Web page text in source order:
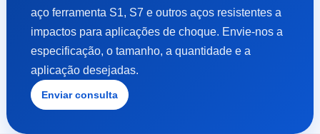
aço ferramenta S1, S7 e outros aços resistentes a
impactos para aplicações de choque. Envie-nos a
especificação, o tamanho, a quantidade e a
aplicação desejadas.
Enviar consulta